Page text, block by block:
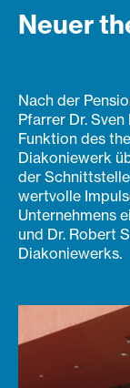
Neuer
Nach der
Pfarrer Dr.
Funktion des
Diakoniewerk
der
wertvolle
Unternehmens
und Dr. Robert
Diakoniewerks.